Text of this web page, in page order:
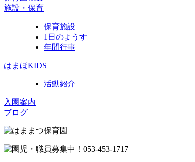
施設・保育
保育施設
1日のようす
年間行事
はまほKIDS
活動紹介
入園案内
ブログ